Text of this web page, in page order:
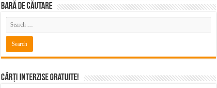
BARĂ DE CĂUTARE
Cărți Interzise Gratuite!